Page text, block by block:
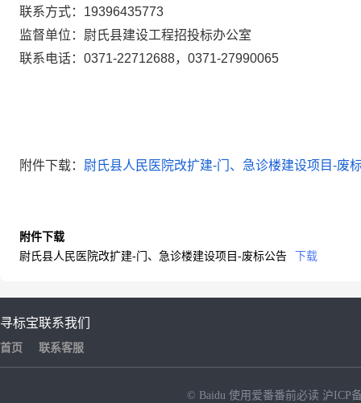
联系方式： 19396435773
监督单位：尉氏县建设工程招投标办公室
联系电话： 0371-22712688， 0371-27990065
附件下载： 尉氏县人民医院改扩建-门、急诊楼建设项目-废
附件下载
尉氏县人民医院改扩建-门、急诊楼建设项目-废标公告
下载
寻标宝
首页
联系我们
联系客服
© Baidu 使用爱番番前必读 沪ICP